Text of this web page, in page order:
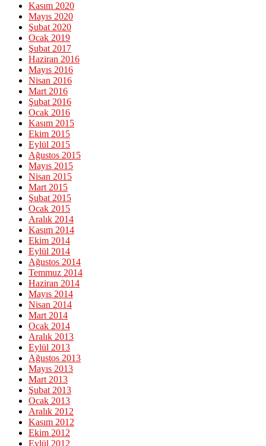
Kasım 2020
Mayıs 2020
Şubat 2020
Ocak 2019
Şubat 2017
Haziran 2016
Mayıs 2016
Nisan 2016
Mart 2016
Şubat 2016
Ocak 2016
Kasım 2015
Ekim 2015
Eylül 2015
Ağustos 2015
Mayıs 2015
Nisan 2015
Mart 2015
Şubat 2015
Ocak 2015
Aralık 2014
Kasım 2014
Ekim 2014
Eylül 2014
Ağustos 2014
Temmuz 2014
Haziran 2014
Mayıs 2014
Nisan 2014
Mart 2014
Ocak 2014
Aralık 2013
Eylül 2013
Ağustos 2013
Mayıs 2013
Mart 2013
Şubat 2013
Ocak 2013
Aralık 2012
Kasım 2012
Ekim 2012
Eylül 2012